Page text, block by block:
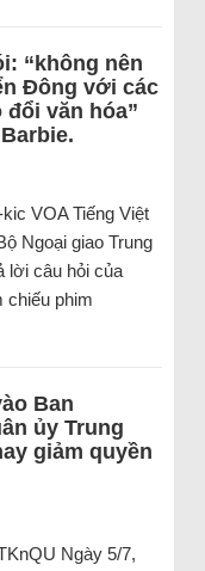
“không nên
Đông với các
đổi văn hóa”
VOA Tiếng Việt
Ngoại giao Trung
lời câu hỏi của
chiếu phim
Ban
ủy Trung
giảm quyền
Ngày 5/7,